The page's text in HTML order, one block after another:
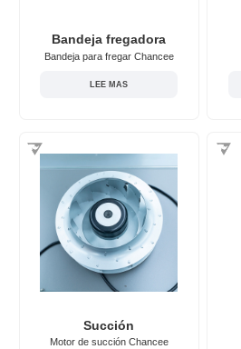
Bandeja fregadora
Bandeja para fregar Chancee
LEE MAS
Succión
Motor de succión Chancee